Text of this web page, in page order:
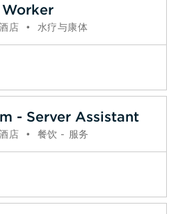
店 • 水疗与康体
- Server Assistant
店 • 餐饮 - 服务